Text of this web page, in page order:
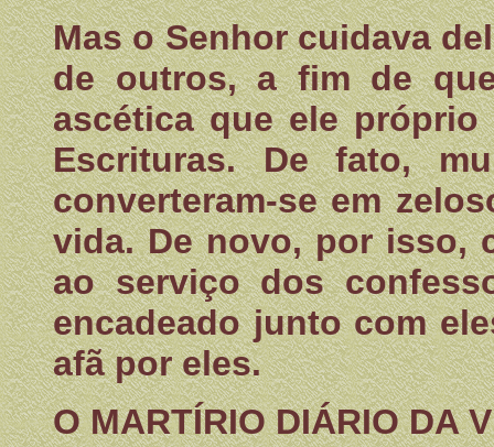
Mas o Senhor cuidava
de outros, a fim de
ascética que ele próprio
Escrituras. De fato,
converteram-se em
vida. De novo, por isso,
ao serviço dos
encadeado junto com
afã por eles.
O MARTÍRIO DIÁRIO DA